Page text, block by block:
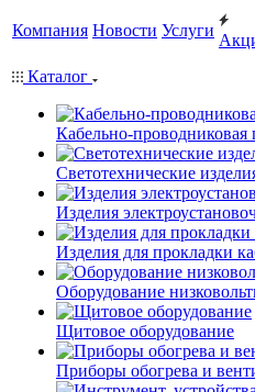
Компания Новости Услуги
Каталог
Кабельно-проводниковая
Светотехнические
Изделия
Изделия для прокладки
Оборудование
Щитовое оборудование
Приборы обогрева и